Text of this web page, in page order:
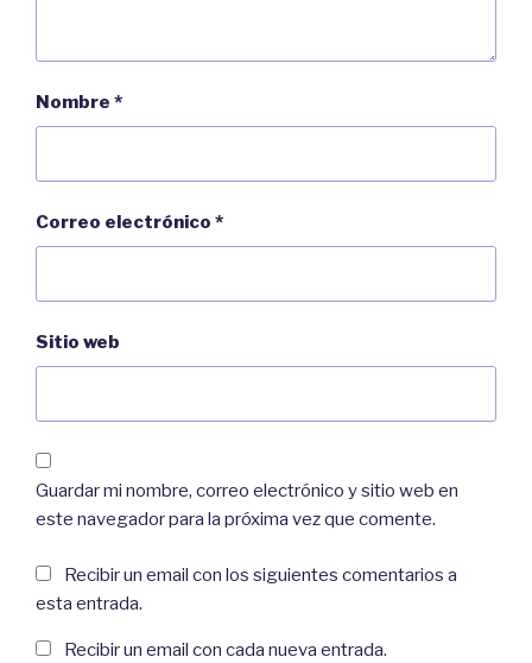
Nombre *
Correo electrónico *
Sitio web
Guardar mi nombre, correo electrónico y sitio web en
este navegador para la próxima vez que comente.
Recibir un email con los siguientes comentarios a
esta entrada.
Recibir un email con cada nueva entrada.